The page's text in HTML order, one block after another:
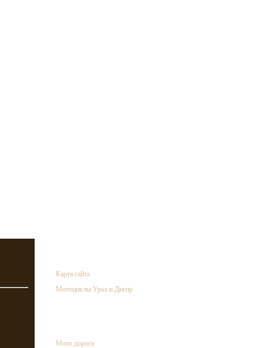
Карта сайта
Мотоциклы Урал и Днепр
Мото дорога